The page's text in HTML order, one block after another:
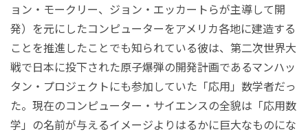
ョン・モークリー、ジョン・エッカートらが主導して開
発）を元にしたコンピューターをアメリカ各地に建造する
ことを推進したことでも知られている彼は、第二次世界大
戦で日本に投下された原子爆弾の開発計画であるマンハッ
タン・プロジェクトにも参加していた「応用」数学者だっ
た。現在のコンピューター・サイエンスの全貌は「応用数
学」の名前が与えるイメージよりはるかに巨大なものにな